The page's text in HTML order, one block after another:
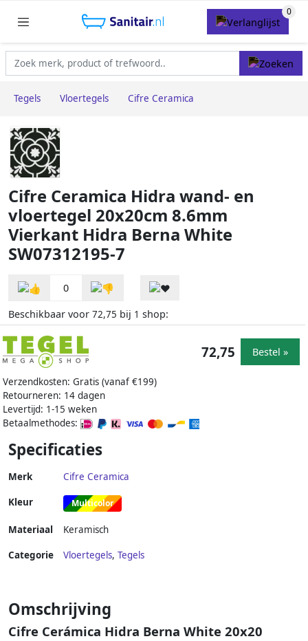
Tegels Vloertegels Cifre Ceramica
Cifre Ceramica Hidra wand- en
vloertegel 20x20cm 8.6mm
Vierkant Hidra Berna White
SW07312195-7
0
Beschikbaar voor 72,75 bij 1 shop:
Verzendkosten: Gratis (vanaf €199)
Retourneren: 14 dagen
Levertijd: 1-15 weken
Betaalmethodes:
72,75 Bestel »
Specificaties
Merk Cifre Ceramica
Kleur Multicolor
Materiaal Keramisch
Categorie Vloertegels, Tegels
Omschrijving
Cifre Cerámica Hidra Berna White 20x20